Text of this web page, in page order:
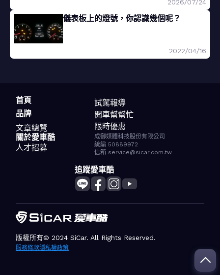
2026/07/24
儀表板上的燈號，你認識幾個呢？
2022/04/16
首頁
品牌
文章總覽
試駕報導
開車幫幫忙
限時優惠
關於愛車酷
人才招募
成御媒體科技股份有限公司
統編 50889972
信箱 service@sicar.com.tw
追蹤愛車酷
版權所有© 2024 SiCar. All Rights Reserved.
服務條款隱私權政策